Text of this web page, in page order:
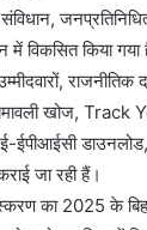
विकसित किया गया
खोज,
डाउनलोड,
जा रही हैं।
का 2025 के